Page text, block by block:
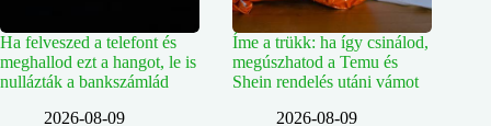
Ha felveszed a telefont és
meghallod ezt a hangot, le is
nullázták a bankszámlád
2026-08-09
Íme a trükk: ha így csinálod,
megúszhatod a Temu és
Shein rendelés utáni vámot
2026-08-09